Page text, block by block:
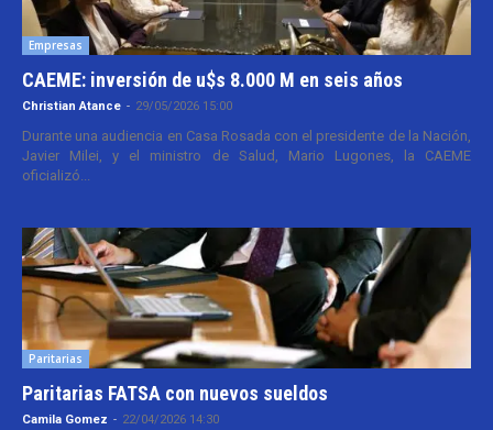
Empresas
CAEME: inversión de u$s 8.000 M en seis años
Christian Atance - 29/05/2026 15:00
Durante una audiencia en Casa Rosada con el presidente de la Nación,
Javier Milei, y el ministro de Salud, Mario Lugones, la CAEME
oficializó...
Paritarias
Paritarias FATSA con nuevos sueldos
Camila Gomez - 22/04/2026 14:30